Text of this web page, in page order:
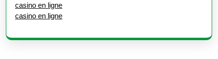
casino en ligne
casino en ligne